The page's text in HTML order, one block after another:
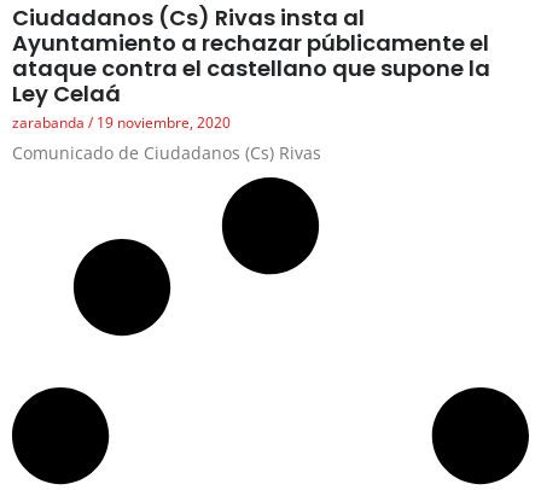
Ciudadanos (Cs) Rivas insta al
Ayuntamiento a rechazar públicamente el
ataque contra el castellano que supone la
Ley Celaá
zarabanda 19 noviembre, 2020
Comunicado de Ciudadanos (Cs) Rivas